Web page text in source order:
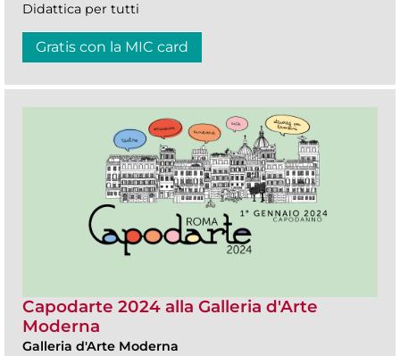
Didattica per tutti
Gratis con la MIC card
Capodarte 2024 alla Galleria d'Arte
Moderna
Galleria d'Arte Moderna